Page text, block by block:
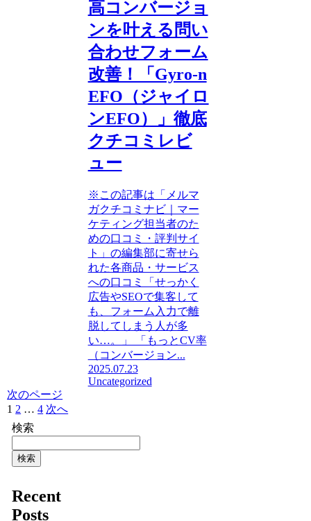
高コンバージョ
ンを叶える問い
合わせフォーム
改善！「Gyro-n
EFO（ジャイロ
ンEFO）」徹底
クチコミレビ
ュー
※この記事は「メルマ
ガクチコミナビ｜マー
ケティング担当者のた
めの口コミ・評判サイ
ト」の編集部に寄せら
れた各商品・サービス
への口コミ「せっかく
広告やSEOで集客して
も、フォーム入力で離
脱してしまう人が多
い…。」 「もっとCV率
（コンバージョン...
2025.07.23
Uncategorized
次のページ
1 2 … 4 次へ
検索
検索
Recent
Posts